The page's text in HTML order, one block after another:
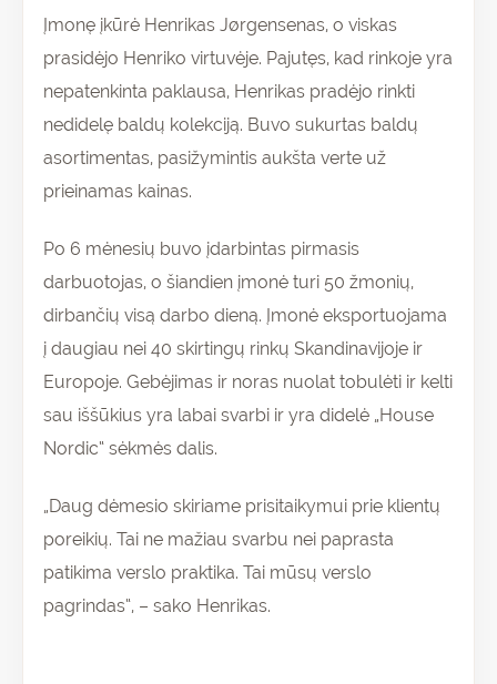
Įmonę įkūrė Henrikas Jørgensenas, o viskas
prasidėjo Henriko virtuvėje. Pajutęs, kad rinkoje yra
nepatenkinta paklausa, Henrikas pradėjo rinkti
nedidelę baldų kolekciją. Buvo sukurtas baldų
asortimentas, pasižymintis aukšta verte už
prieinamas kainas.
Po 6 mėnesių buvo įdarbintas pirmasis
darbuotojas, o šiandien įmonė turi 50 žmonių,
dirbančių visą darbo dieną. Įmonė eksportuojama
į daugiau nei 40 skirtingų rinkų Skandinavijoje ir
Europoje. Gebėjimas ir noras nuolat tobulėti ir kelti
sau iššūkius yra labai svarbi ir yra didelė „House
Nordic“ sėkmės dalis.
„Daug dėmesio skiriame prisitaikymui prie klientų
poreikių. Tai ne mažiau svarbu nei paprasta
patikima verslo praktika. Tai mūsų verslo
pagrindas“, – sako Henrikas.